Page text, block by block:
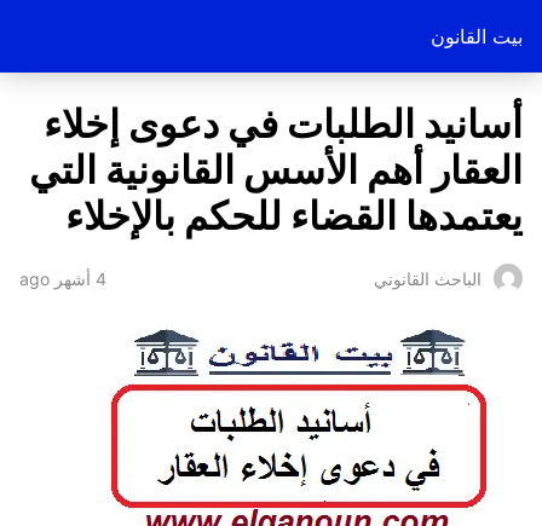
بيت القانون
أسانيد الطلبات في دعوى إخلاء
العقار أهم الأسس القانونية التي
يعتمدها القضاء للحكم بالإخلاء
الباحث القانوني 4 أشهر ago